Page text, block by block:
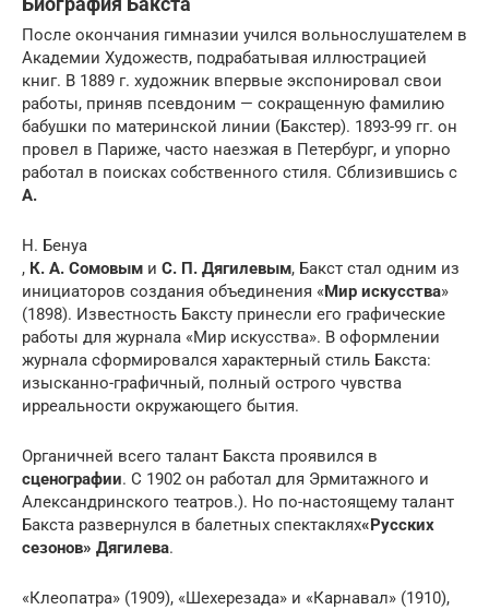
После окончания гимназии учился вольнослушателем в
Академии Художеств, подрабатывая иллюстрацией
книг. В 1889 г. художник впервые экспонировал свои
работы, приняв псевдоним — сокращенную фамилию
бабушки по материнской линии (Бакстер). 1893-99 гг. он
провел в Париже, часто наезжая в Петербург, и упорно
работал в поисках собственного стиля. Сблизившись с
А.
Н. Бенуа
, К. А. Сомовым и С. П. Дягилевым, Бакст стал одним из
инициаторов создания объединения «Мир искусства»
(1898). Известность Баксту принесли его графические
работы для журнала «Мир искусства». В оформлении
журнала сформировался характерный стиль Бакста:
изысканно-графичный, полный острого чувства
ирреальности окружающего бытия.
Органичней всего талант Бакста проявился в
сценографии. С 1902 он работал для Эрмитажного и
Александринского театров.). Но по-настоящему талант
Бакста развернулся в балетных спектаклях«Русских
сезонов» Дягилева.
«Клеопатра» (1909), «Шехерезада» и «Карнавал» (1910),